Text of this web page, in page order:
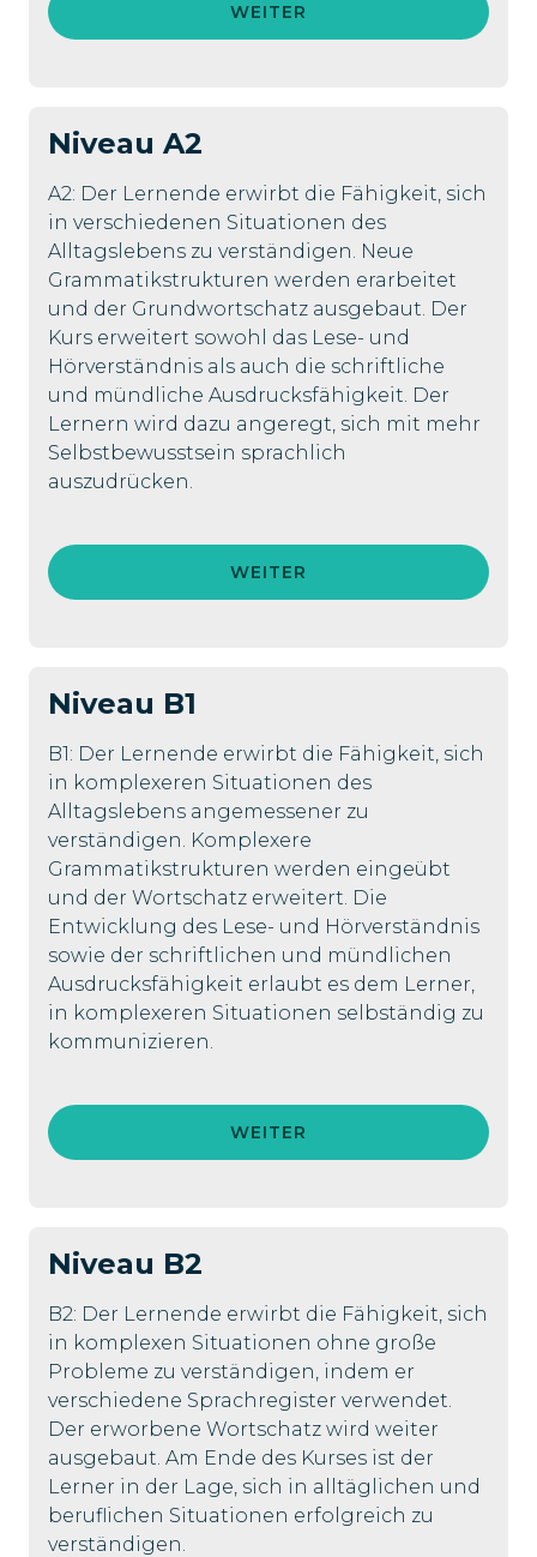
WEITER
Niveau A2
A2: Der Lernende erwirbt die Fähigkeit, sich
in verschiedenen Situationen des
Alltagslebens zu verständigen. Neue
Grammatikstrukturen werden erarbeitet
und der Grundwortschatz ausgebaut. Der
Kurs erweitert sowohl das Lese- und
Hörverständnis als auch die schriftliche
und mündliche Ausdrucksfähigkeit. Der
Lernern wird dazu angeregt, sich mit mehr
Selbstbewusstsein sprachlich
auszudrücken.
WEITER
Niveau B1
B1: Der Lernende erwirbt die Fähigkeit, sich
in komplexeren Situationen des
Alltagslebens angemessener zu
verständigen. Komplexere
Grammatikstrukturen werden eingeübt
und der Wortschatz erweitert. Die
Entwicklung des Lese- und Hörverständnis
sowie der schriftlichen und mündlichen
Ausdrucksfähigkeit erlaubt es dem Lerner,
in komplexeren Situationen selbständig zu
kommunizieren.
WEITER
Niveau B2
B2: Der Lernende erwirbt die Fähigkeit, sich
in komplexen Situationen ohne große
Probleme zu verständigen, indem er
verschiedene Sprachregister verwendet.
Der erworbene Wortschatz wird weiter
ausgebaut. Am Ende des Kurses ist der
Lerner in der Lage, sich in alltäglichen und
beruflichen Situationen erfolgreich zu
verständigen.